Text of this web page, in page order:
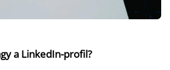
a LinkedIn-profil?